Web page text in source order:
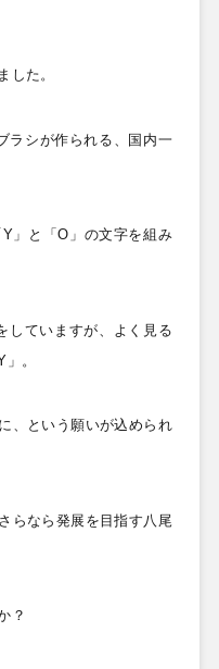
した。
ラシが作られる、国内一
Y 」と「O 」の文字を組み
していますが、よく見る
」。
、という願いが込められ
らなら発展を目指す八尾
？